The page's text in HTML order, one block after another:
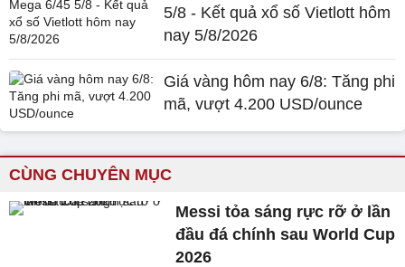
5/8 - Kết quả xổ số Vietlott hôm
nay 5/8/2026
Giá vàng hôm nay 6/8: Tăng phi
mã, vượt 4.200 USD/ounce
CÙNG CHUYÊN MỤC
Messi tỏa sáng rực rỡ ở lần
đầu đá chính sau World Cup
2026